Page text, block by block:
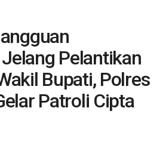
Pelantikan
Bupati, Polres
Patroli Cipta